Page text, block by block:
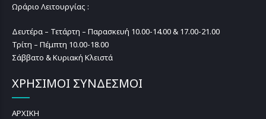
Ωράριο Λειτουργίας :
Δευτέρα – Τετάρτη – Παρασκευή 10.00-14.00 & 17.00-21.00
Τρίτη – Πέμπτη 10.00-18.00
Σάββατο & Κυριακή Κλειστά
ΧΡΗΣΙΜΟΙ ΣΥΝΔΕΣΜΟΙ
ΑΡΧΙΚΗ